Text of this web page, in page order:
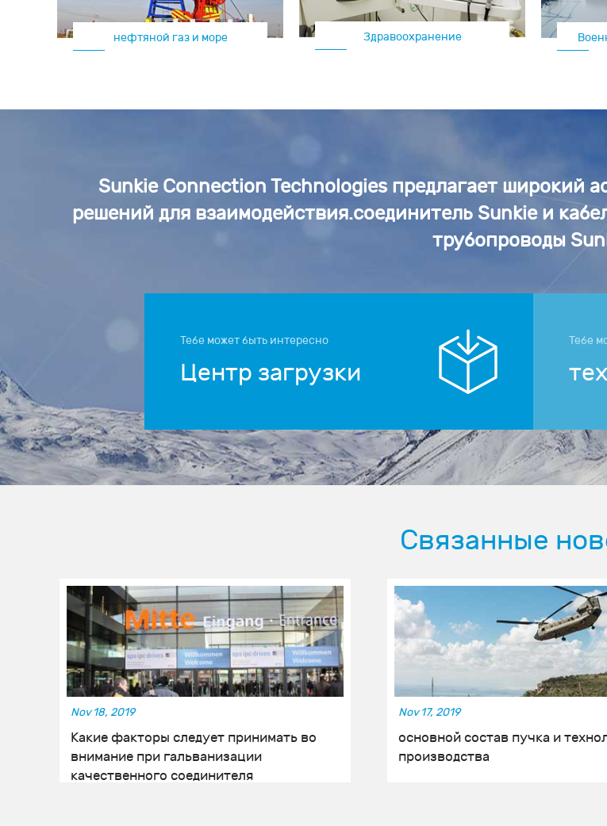
нефтяной газ и море Здравоохранение машина
Sunkie Connection Technologies предлагает широкий
решений для взаимодействия.соединитель Sunkie и
трубопроводы
Тебе может быть интересно
Центр загрузки
Тебе
Связанные
Nov 18, 2019
Какие факторы следует принимать во
внимание при гальванизации
качественного соединителя
Nov 17, 2019
основной состав пучка и
производства